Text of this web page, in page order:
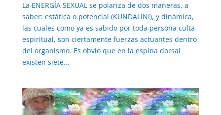
La ENERGÍA SEXUAL se polariza de dos maneras, a
saber: estática o potencial (KUNDALINI), y dinámica,
las cuales como ya es sabido por toda persona culta
espiritual, son ciertamente fuerzas actuantes dentro
del organismo. Es obvio que en la espina dorsal
existen siete...